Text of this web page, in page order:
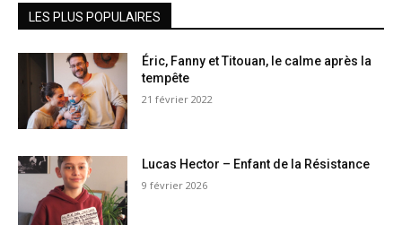
LES PLUS POPULAIRES
Éric, Fanny et Titouan, le calme après la
tempête
21 février 2022
Lucas Hector – Enfant de la Résistance
9 février 2026